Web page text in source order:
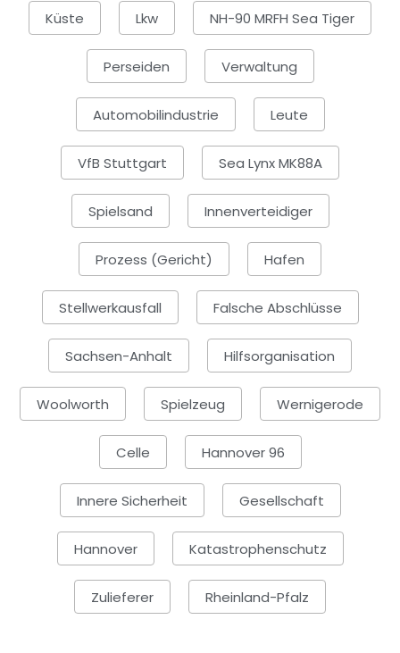
Küste Lkw NH-90 MRFH Sea Tiger
Perseiden Verwaltung
Automobilindustrie Leute
VfB Stuttgart Sea Lynx MK88A
Spielsand Innenverteidiger
Prozess (Gericht) Hafen
Stellwerkausfall Falsche Abschlüsse
Sachsen-Anhalt Hilfsorganisation
Woolworth Spielzeug Wernigerode
Celle Hannover 96
Innere Sicherheit Gesellschaft
Hannover Katastrophenschutz
Zulieferer Rheinland-Pfalz